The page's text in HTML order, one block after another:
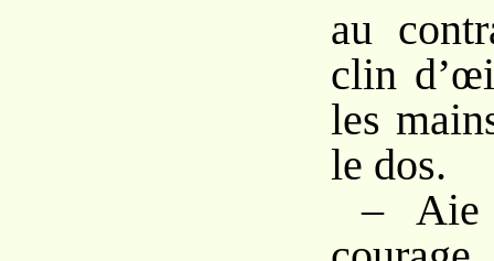
au
clin
les
le dos.
– Aie